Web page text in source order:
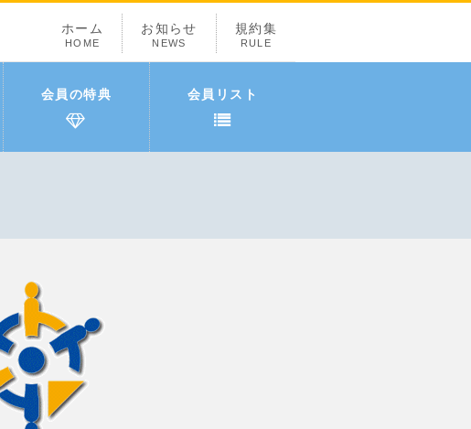
ホーム
HOME
お知らせ
NEWS
規約集
RULE
会員の特典 会員リスト